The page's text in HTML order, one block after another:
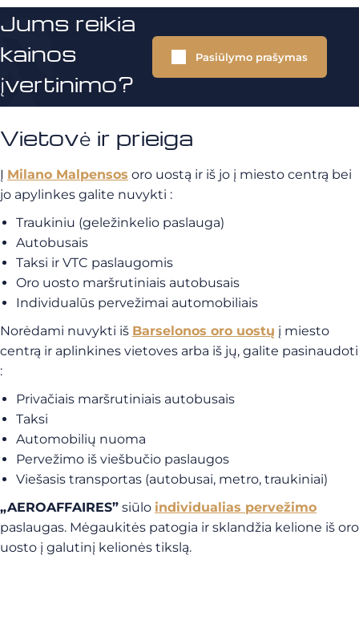
Jums reikia
kainos
įvertinimo?
Pasiūlymo prašymas
Vietovė ir prieiga
Į Milano Malpensos oro uostą ir iš jo į miesto centrą bei
jo apylinkes galite nuvykti :
Traukiniu (geležinkelio paslauga)
Autobusais
Taksi ir VTC paslaugomis
Oro uosto maršrutiniais autobusais
Individualūs pervežimai automobiliais
Norėdami nuvykti iš Barselonos oro uostų į miesto
centrą ir aplinkines vietoves arba iš jų, galite pasinaudoti
:
Privačiais maršrutiniais autobusais
Taksi
Automobilių nuoma
Pervežimo iš viešbučio paslaugos
Viešasis transportas (autobusai, metro, traukiniai)
„AEROAFFAIRES” siūlo individualias pervežimo
paslaugas. Mėgaukitės patogia ir sklandžia kelione iš oro
uosto į galutinį kelionės tikslą.